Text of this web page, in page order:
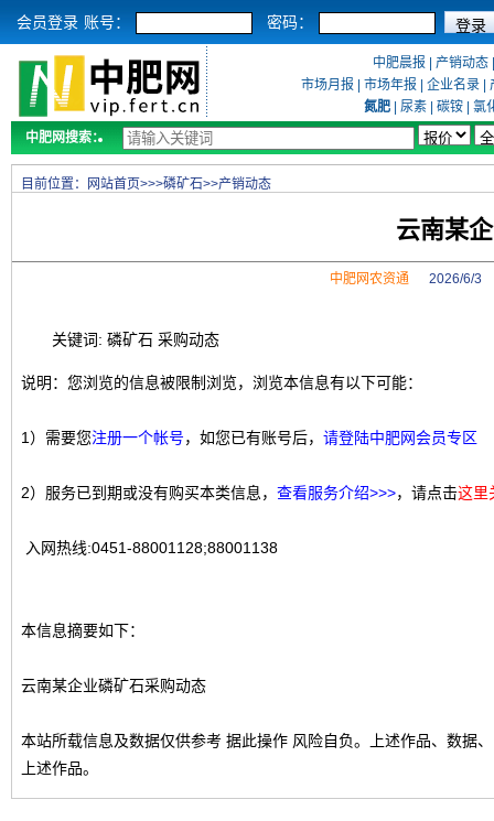
会员登录 账号： 密码：
中肥晨报 产销动态
市场月报
市场年报 企业名录
氮肥
尿素 碳铵
氯
中肥网搜索：
目前位置： 网站首页>>>磷矿石>>产销动态
云南某
中肥网农资通2026/6/3
关键词: 磷矿石 采购动态
说明：您浏览的信息被限制浏览，浏览本信息有以下可能：
1）需要您注册一个帐号，如您已有账号后， 请登陆中肥网会员专区
2）服务已到期或没有购买本类信息， 查看服务介绍>>>，请点击这里
入网热线:0451-88001128;88001138
本信息摘要如下：
云南某企业磷矿石采购动态
本站所载信息及数据仅供参考 据此操作 风险自负。上述作品、数据
上述作品。